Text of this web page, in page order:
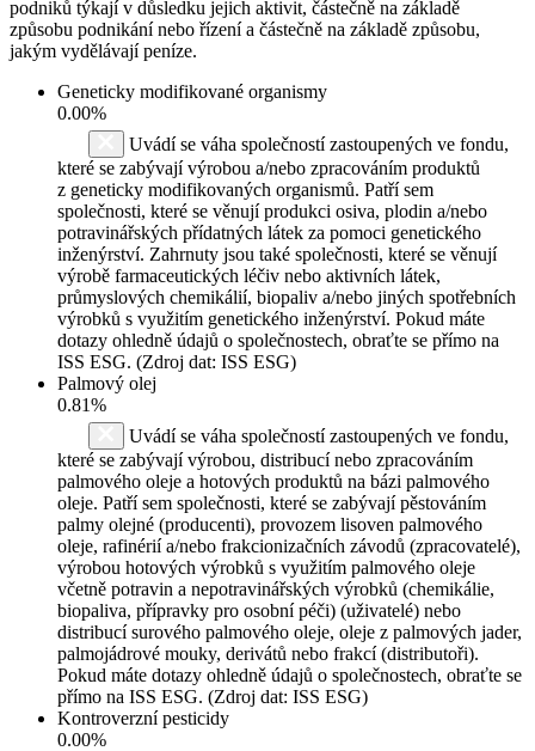
podniků týkají v důsledku jejich aktivit, částečně na základě
způsobu podnikání nebo řízení a částečně na základě způsobu,
jakým vydělávají peníze.
Geneticky modifikované organismy
0.00%
Uvádí se váha společností zastoupených ve fondu,
které se zabývají výrobou a/nebo zpracováním produktů
z geneticky modifikovaných organismů. Patří sem
společnosti, které se věnují produkci osiva, plodin a/nebo
potravinářských přídatných látek za pomoci genetického
inženýrství. Zahrnuty jsou také společnosti, které se věnují
výrobě farmaceutických léčiv nebo aktivních látek,
průmyslových chemikálií, biopaliv a/nebo jiných spotřebních
výrobků s využitím genetického inženýrství. Pokud máte
dotazy ohledně údajů o společnostech, obraťte se přímo na
ISS ESG. (Zdroj dat: ISS ESG)
Palmový olej
0.81%
Uvádí se váha společností zastoupených ve fondu,
které se zabývají výrobou, distribucí nebo zpracováním
palmového oleje a hotových produktů na bázi palmového
oleje. Patří sem společnosti, které se zabývají pěstováním
palmy olejné (producenti), provozem lisoven palmového
oleje, rafinérií a/nebo frakcionizačních závodů (zpracovatelé),
výrobou hotových výrobků s využitím palmového oleje
včetně potravin a nepotravinářských výrobků (chemikálie,
biopaliva, přípravky pro osobní péči) (uživatelé) nebo
distribucí surového palmového oleje, oleje z palmových jader,
palmojádrové mouky, derivátů nebo frakcí (distributoři).
Pokud máte dotazy ohledně údajů o společnostech, obraťte se
přímo na ISS ESG. (Zdroj dat: ISS ESG)
Kontroverzní pesticidy
0.00%